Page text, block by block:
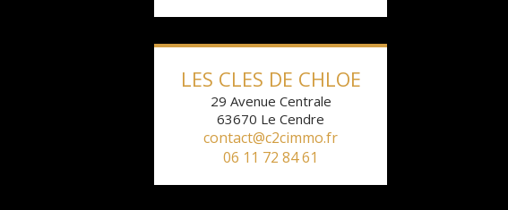
LES CLES DE CHLOE
29 Avenue Centrale
63670 Le Cendre
contact@c2cimmo.fr
06 11 72 84 61